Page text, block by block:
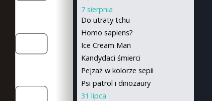
7 sierpnia
Do utraty tchu
Homo sapiens?
Ice Cream Man
Kandydaci śmierci
Pejzaż w kolorze sepii
Psi patrol i dinozaury
31 lipca